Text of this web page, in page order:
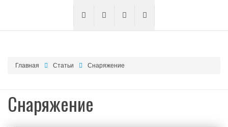
Главная Статьи Снаряжение
Снаряжение